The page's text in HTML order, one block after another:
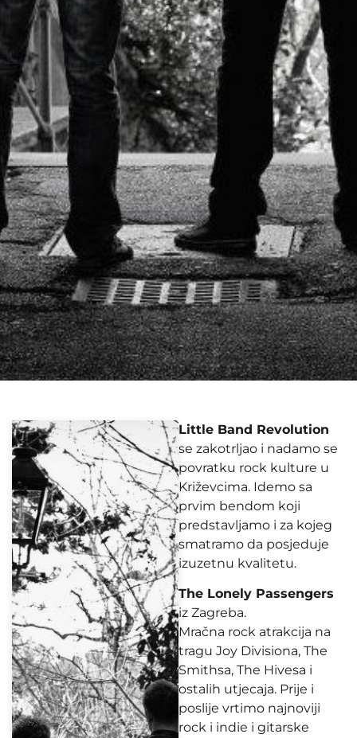
Little Band Revolution
se zakotrljao i nadamo se
povratku rock kulture u
Križevcima. Idemo sa
prvim bendom koji
predstavljamo i za kojeg
smatramo da posjeduje
izuzetnu kvalitetu.
The Lonely Passengers
iz Zagreba.
Mračna rock atrakcija na
tragu Joy Divisiona, The
Smithsa, The Hivesa i
ostalih utjecaja. Prije i
poslije vrtimo najnoviji
rock i indie i gitarske